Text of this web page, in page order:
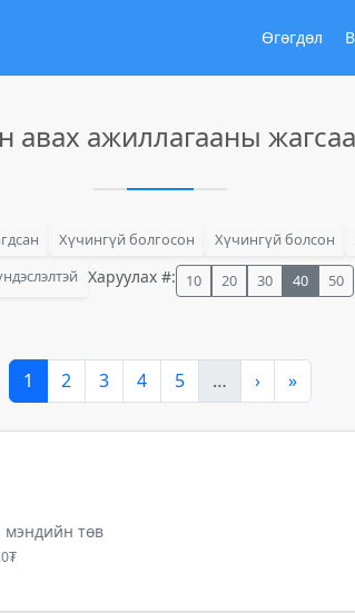
Өгөгдөл
авах ажиллагааны
Хүчингүй болгосон Хүчингүй болсон
Харуулах #: 10 20 30 40 50
1 2 3 4 5 … › »
мэндийн төв